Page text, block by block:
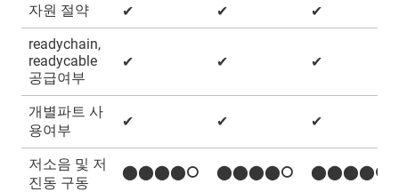
자원 절약 ✔ ✔
✔
readychain,
readycable
공급여부
✔ ✔ ✔
개별파트 사
용여부
✔ ✔ ✔
저소음 및 저
진동 구동
⬤⬤⬤⬤⭘ ⬤⬤⬤⬤⭘ ⬤⬤⬤⬤⭘